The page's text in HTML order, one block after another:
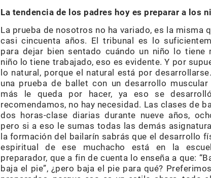
La tendencia de los padres hoy es preparar a los
La prueba de nosotros no ha variado, es la misma
casi cincuenta años. El tribunal es lo
para dejar bien sentado cuándo un niño lo tiene
niño lo tiene trabajado, eso es evidente. Y por
lo natural, porque el natural está por
una prueba de ballet con un desarrollo
más le queda por hacer, ya eso se
recomendamos, no hay necesidad. Las clases de
dos horas-clase diarias durante nueve años,
pero si a eso le sumas todas las demás
la formación del bailarín sabrás que el desarrollo
espiritual de ese muchacho está en la
preparador, que a fin de cuenta lo enseña a que:
baja el pie”, ¿pero baja el pie para qué?